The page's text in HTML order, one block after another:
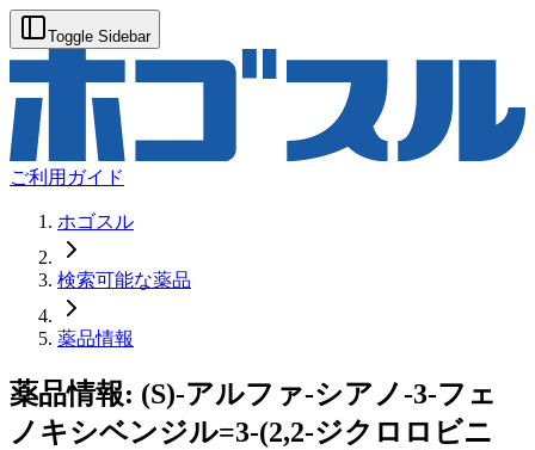
Toggle Sidebar
ご利用ガイド
ホゴスル
検索可能な薬品
薬品情報
薬品情報: (S)-アルファ-シアノ-3-フェ
ノキシベンジル=3-(2,2-ジクロロビニ